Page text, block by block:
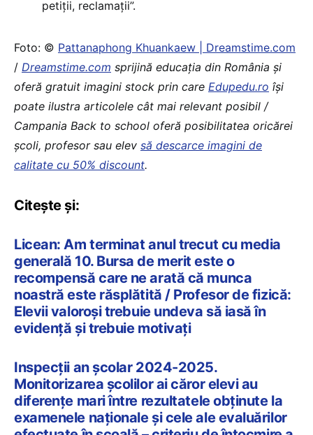
petiții, reclamații”.
Foto: © Pattanaphong Khuankaew | Dreamstime.com
/ Dreamstime.com sprijină educaţia din România şi
oferă gratuit imagini stock prin care Edupedu.ro îşi
poate ilustra articolele cât mai relevant posibil /
Campania Back to school oferă posibilitatea oricărei
școli, profesor sau elev să descarce imagini de
calitate cu 50% discount.
Citește și:
Licean: Am terminat anul trecut cu media
generală 10. Bursa de merit este o
recompensă care ne arată că munca
noastră este răsplătită / Profesor de fizică:
Elevii valoroși trebuie undeva să iasă în
evidență și trebuie motivați
Inspecții an școlar 2024-2025.
Monitorizarea școlilor ai căror elevi au
diferențe mari între rezultatele obținute la
examenele naționale și cele ale evaluărilor